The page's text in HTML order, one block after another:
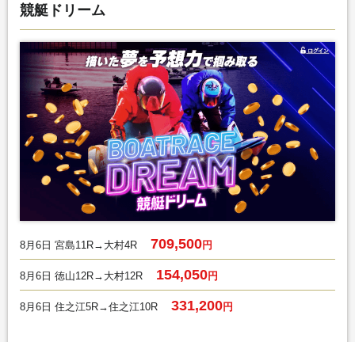
競艇ドリーム
8月6日 宮島11R→大村4R 709,500円
8月6日 徳山12R→大村12R 154,050円
8月6日 住之江5R→住之江10R 331,200円